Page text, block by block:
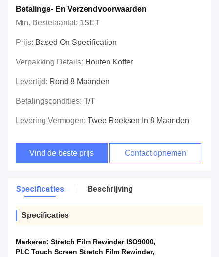
Betalings- En Verzendvoorwaarden
Min. Bestelaantal: 1SET
Prijs: Based On Specification
Verpakking Details: Houten Koffer
Levertijd: Rond 8 Maanden
Betalingscondities: T/T
Levering Vermogen: Twee Reeksen In 8 Maanden
Vind de beste prijs Contact opnemen
Specificaties Beschrijving
Specificaties
Markeren: Stretch Film Rewinder ISO9000,
PLC Touch Screen Stretch Film Rewinder,